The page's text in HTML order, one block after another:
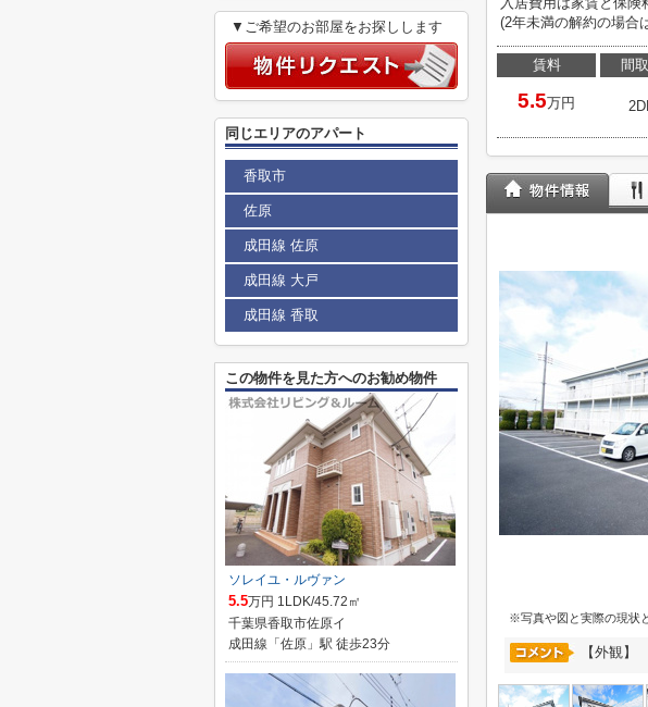
(2年未満の解約の場合
賃料
5.5万円
間
※写真や図と実際の現状
【外観】
▼ご希望のお部屋をお探しします
同じエリアのアパート
香取市
佐原
成田線 佐原
成田線 大戸
成田線 香取
この物件を見た方へのお勧め物件
ソレイユ・ルヴァン
5.5万円 1LDK/45.72㎡
千葉県香取市佐原イ
成田線「佐原」駅 徒歩23分